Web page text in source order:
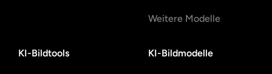
Weitere Modelle
KI-Bildtools KI-Bildmodelle